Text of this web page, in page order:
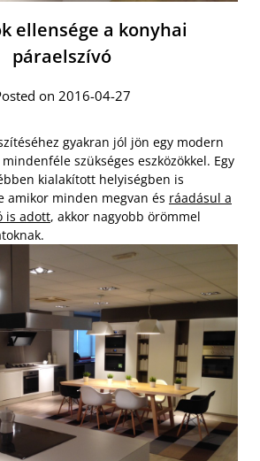
ellensége a konyhai
páraelszívó
on 2016-04-27
gyakran jól jön egy modern
szükséges eszközökkel. Egy
kialakított helyiségben is
amikor minden megvan és ráadásul a
is adott, akkor nagyobb örömmel